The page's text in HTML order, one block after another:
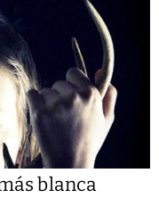
blanca